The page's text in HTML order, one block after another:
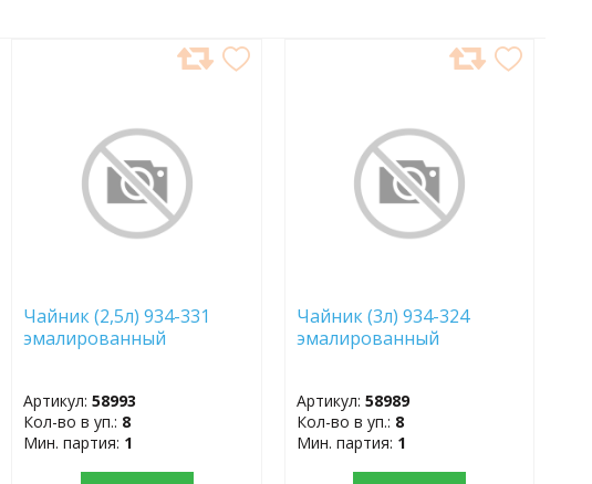
Чайник (2,5л) 934-331
эмалированный
Артикул:58993
Кол-во в уп.: 8
Мин. партия: 1
Чайник (3л) 934-324
эмалированный
Артикул: 58989
Кол-во в уп.: 8
Мин. партия: 1